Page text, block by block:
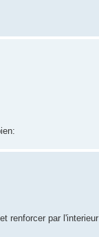
renforcer par l'interieur